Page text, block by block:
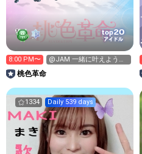
top20
アイドル
8:00 PM〜
@JAM 一緒に叶えよう💙
桃色革命
1334 Daily 539 days